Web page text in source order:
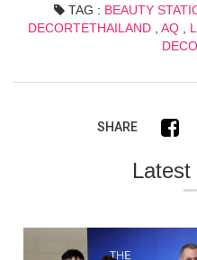
TAG : BEAUTY
DECORTETHAILAND
AQ
SHARE
Latest